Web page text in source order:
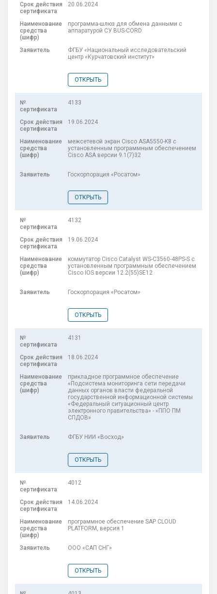
20.06.2024
программа-шлюз для обмена данными с
аппаратурой СУ BUS-CORD
ФГБУ «Национальный исследовательский
центр «Курчатовский институт»
ОТКРЫТЬ
4133
19.06.2024
межсетевой экран Cisco ASA5550-K8 с
установленным программным обеспечением
Cisco ASA версии 9.1(7)32
Госкорпорация «Росатом»
ОТКРЫТЬ
4132
19.06.2024
коммутатор Cisco Catalyst WS-C3560-48PS-S с
установленным программным обеспечением
Cisco IOS версии 12.2(55)SE12
Госкорпорация «Росатом»
ОТКРЫТЬ
4131
18.06.2024
прикладное программное обеспечение
«Подсистема мониторинга сети передачи
данных органов власти федеральной
государственной информационной системы
«Федеральный ситуационный центр
электронного правительства» - «ППО ПМ
СПДОВ»
ФГБУ НИИ «Восход»
ОТКРЫТЬ
4012
14.06.2024
программное обеспечение SAP CLOUD
PLATFORM, версия 1
ООО «САП СНГ»
ОТКРЫТЬ